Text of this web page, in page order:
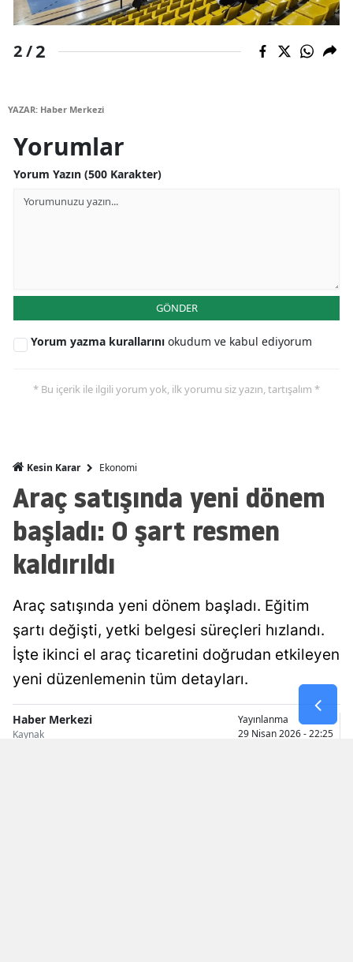
Kars
Kastamonu
Kahramanmaraş
Niğde
Ordu
Sakarya
Samsun
Sivas
2 /2
YAZAR: Haber Merkezi
Yorumlar
Yorum Yazın (500 Karakter)
GÖNDER
Yorum yazma kurallarını okudum ve kabul ediyorum
* Bu içerik ile ilgili yorum yok, ilk yorumu siz yazın, tartışalım *
Kesin Karar Ekonomi
Araç satışında yeni dönem
başladı: O şart resmen
kaldırıldı
Araç satışında yeni dönem başladı. Eğitim
şartı değişti, yetki belgesi süreçleri hızlandı.
İşte ikinci el araç ticaretini doğrudan etkileyen
yeni düzenlemenin tüm detayları.
Haber Merkezi
Kaynak
Yayınlanma
29 Nisan 2026 - 22:25